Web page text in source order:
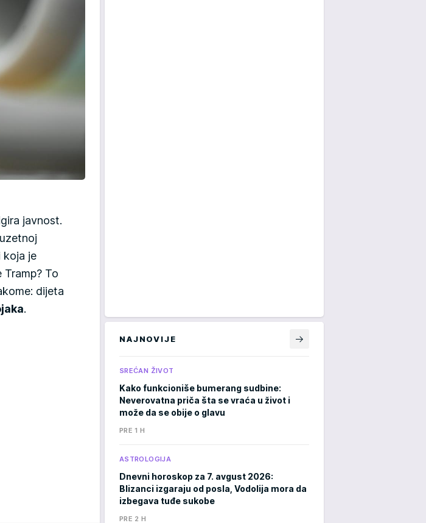
javnost.
koja je
To
dijeta
.
NAJNOVIJE
SREĆAN ŽIVOT
Kako funkcioniše bumerang sudbine:
Neverovatna priča šta se vraća u život i
može da se obije o glavu
PRE 1 H
ASTROLOGIJA
Dnevni horoskop za 7. avgust 2026:
Blizanci izgaraju od posla, Vodolija mora da
izbegava tuđe sukobe
PRE 2 H